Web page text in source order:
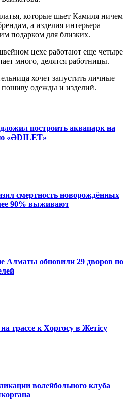
которые шьет Камиля ничем
а изделия интерьера
подарком для близких.
цехе работают еще четыре
много, делятся работницы.
хочет запустить личные
пошиву одежды и изделий.
построить аквапарк на
«ӘDILET»
смертность новорождённых
90% выживают
Алматы обновили 29 дворов по
трассе к Хоргосу в Жетісу
волейбольного клуба